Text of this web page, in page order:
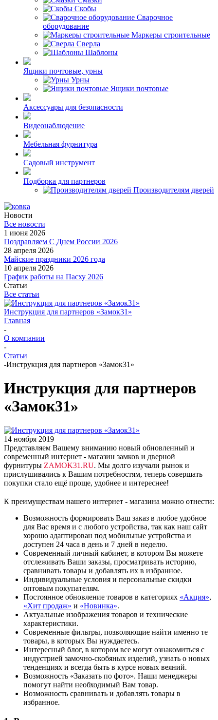
Скобы
Сварочное
оборудование
Маркеры строительные
Сверла
Шаблоны
Ящики почтовые, урны
Урны
Ящики почтовые
Аксессуары для безопасности
Видеонаблюдение
Мебельная фурнитура
Садовый инструмент
Подборка для партнеров
Производителям дверей
Новости
Все новости
1 июня 2026
Поздравляем С Днем России 2026
28 апреля 2026
Майские праздники 2026 года
10 апреля 2026
График работы на Пасху 2026
Статьи
Все статьи
Инструкция для партнеров «Замок31»
Главная
-
О компании
-
Статьи
-Инструкция для партнеров «Замок31»
Инструкция для партнеров
«Замок31»
14 ноября 2019
Представляем Вашему вниманию новый обновленный и
современный интернет - магазин замков и дверной
фурнитуры ZAMOK31.RU. Мы долго изучали рынок и
прислушивались к Вашим потребностям, теперь совершать
покупки стало ещё проще, удобнее и интереснее!
К преимуществам нашего интернет - магазина можно отнести:
Возможность формировать Ваш заказ в любое удобное
для Вас время и с любого устройства, так как наш сайт
хорошо адаптирован под мобильные устройства и
доступен 24 часа в день и 7 дней в неделю.
Современный личный кабинет, в котором Вы можете
отслеживать Ваши заказы, просматривать историю,
сравнивать товары и добавлять их в избранное.
Индивидуальные условия и персональные скидки
оптовым покупателям.
Постоянное обновление товаров в категориях «Акция»,
«Хит продаж» и «Новинка».
Актуальные изображения товаров и технические
характеристики.
Современные фильтры, позволяющие найти именно те
товары, в которых Вы нуждаетесь.
Интересный блог, в котором все могут ознакомиться с
индустрией замочно-скобяных изделий, узнать о новых
тенденциях и всегда быть в курсе новых веяний.
Возможность «Заказать по фото». Наши менеджеры
помогут найти необходимый Вам товар.
Возможность сравнивать и добавлять товары в
избранное.